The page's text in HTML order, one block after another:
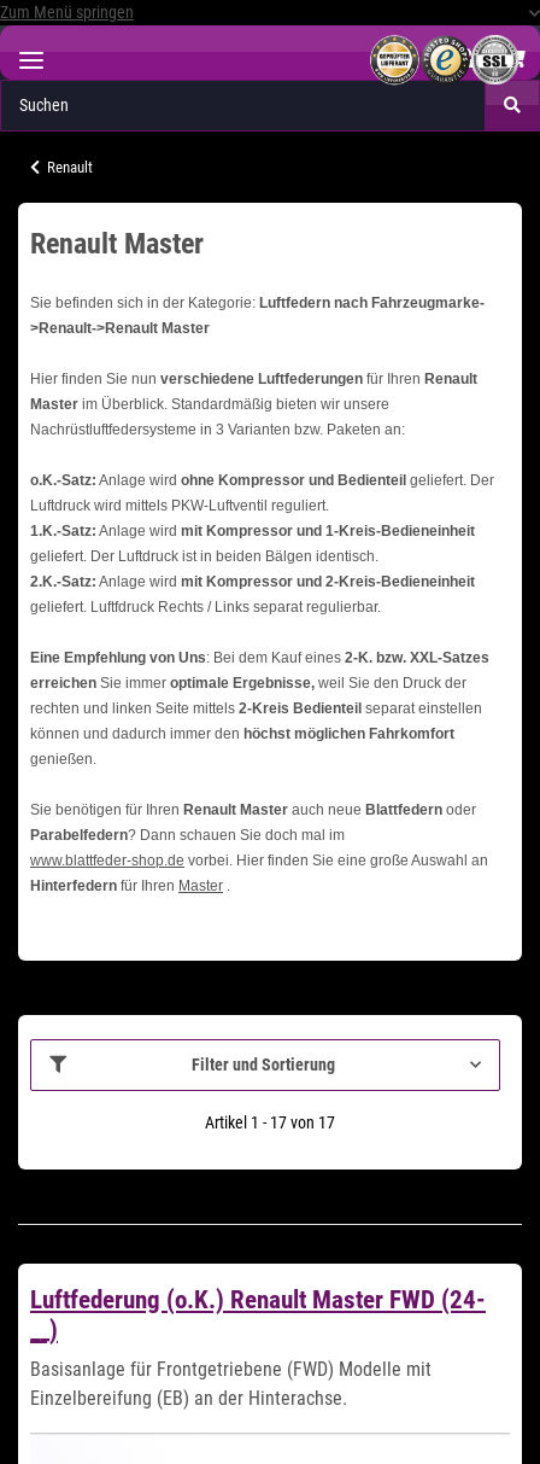
Zum Menü springen
Renault
Renault Master
Sie befinden sich in der Kategorie: Luftfedern nach Fahrzeugmarke-
>Renault->Renault Master
Hier finden Sie nun verschiedene Luftfederungen für Ihren Renault
Master im Überblick. Standardmäßig bieten wir unsere
Nachrüstluftfedersysteme in 3 Varianten bzw. Paketen an:
o.K.-Satz: Anlage wird ohne Kompressor und Bedienteil geliefert. Der
Luftdruck wird mittels PKW-Luftventil reguliert.
1.K.-Satz: Anlage wird mit Kompressor und 1-Kreis-Bedieneinheit
geliefert. Der Luftdruck ist in beiden Bälgen identisch.
2.K.-Satz: Anlage wird mit Kompressor und 2-Kreis-Bedieneinheit
geliefert. Luftfdruck Rechts / Links separat regulierbar.
Eine Empfehlung von Uns: Bei dem Kauf eines 2-K. bzw. XXL-Satzes
erreichen Sie immer optimale Ergebnisse, weil Sie den Druck der
rechten und linken Seite mittels 2-Kreis Bedienteil separat einstellen
können und dadurch immer den höchst möglichen Fahrkomfort
genießen.
Sie benötigen für Ihren Renault Master auch neue Blattfedern oder
Parabelfedern? Dann schauen Sie doch mal im
www.blattfeder-shop.de vorbei. Hier finden Sie eine große Auswahl an
Hinterfedern für Ihren Master
Filter und Sortierung
Artikel 1 - 17 von 17
Luftfederung (o.K.) Renault Master FWD (24-
__)
Basisanlage für Frontgetriebene (FWD) Modelle mit
Einzelbereifung (EB) an der Hinterachse.